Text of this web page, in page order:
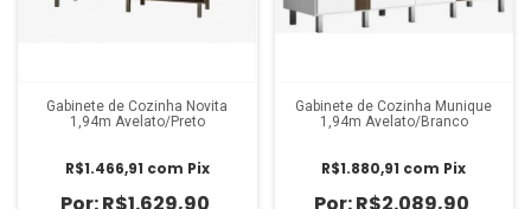
Gabinete de Cozinha Novita
1,94m Avelato/Preto
R$1.629,90
R$1.466,91 com Pix
Gabinete de Cozinha Munique
1,94m Avelato/Branco
R$2.089,90
R$1.880,91 com Pix